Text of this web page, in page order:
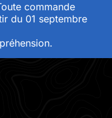
commande
du 01 septembre